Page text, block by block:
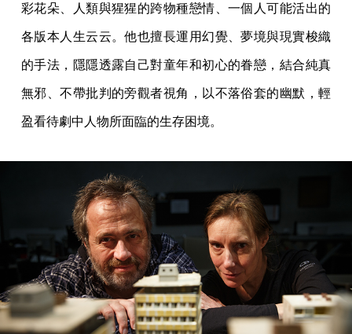
彩花朵、人類與猩猩的跨物種戀情、一個人可能活出的
各版本人生云云。他也擅長運用幻覺、夢境與現實梭織
的手法，隱隱透露自己對童年和初心的眷戀，結合純真
無邪、不帶批判的旁觀者視角，以不落俗套的幽默，輕
盈看待劇中人物所面臨的生存困境。